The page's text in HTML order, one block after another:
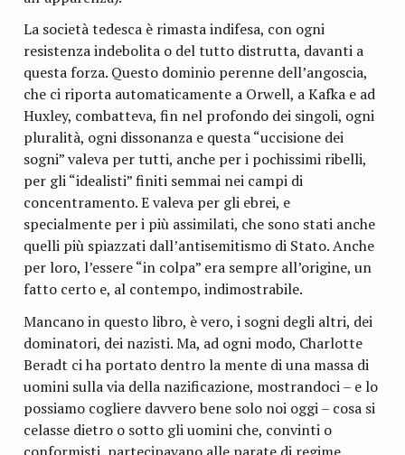
La società tedesca è rimasta indifesa, con ogni
resistenza indebolita o del tutto distrutta, davanti a
questa forza. Questo dominio perenne dell’angoscia,
che ci riporta automaticamente a Orwell, a Kafka e ad
Huxley, combatteva, fin nel profondo dei singoli, ogni
pluralità, ogni dissonanza e questa “uccisione dei
sogni” valeva per tutti, anche per i pochissimi ribelli,
per gli “idealisti” finiti semmai nei campi di
concentramento. E valeva per gli ebrei, e
specialmente per i più assimilati, che sono stati anche
quelli più spiazzati dall’antisemitismo di Stato. Anche
per loro, l’essere “in colpa” era sempre all’origine, un
fatto certo e, al contempo, indimostrabile.
Mancano in questo libro, è vero, i sogni degli altri, dei
dominatori, dei nazisti. Ma, ad ogni modo, Charlotte
Beradt ci ha portato dentro la mente di una massa di
uomini sulla via della nazificazione, mostrandoci – e lo
possiamo cogliere davvero bene solo noi oggi – cosa si
celasse dietro o sotto gli uomini che, convinti o